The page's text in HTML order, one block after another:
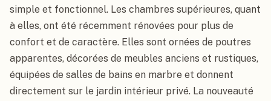
simple et fonctionnel. Les chambres supérieures, quant
à elles, ont été récemment rénovées pour plus de
confort et de caractère. Elles sont ornées de poutres
apparentes, décorées de meubles anciens et rustiques,
équipées de salles de bains en marbre et donnent
directement sur le jardin intérieur privé. La nouveauté